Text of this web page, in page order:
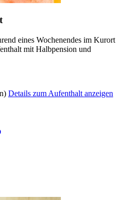
eines Wochenendes im Kurort
mit Halbpension und
Details zum Aufenthalt anzeigen